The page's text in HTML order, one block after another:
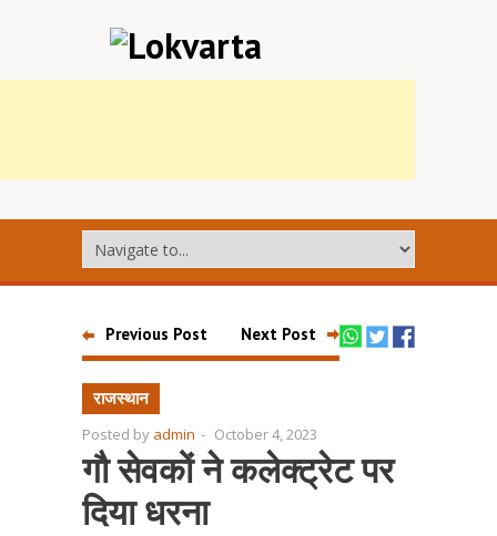
Previous Post Next Post
राजस्थान
Posted by admin - October 4, 2023
गौ सेवकों ने कलेक्ट्रेट पर
दिया धरना